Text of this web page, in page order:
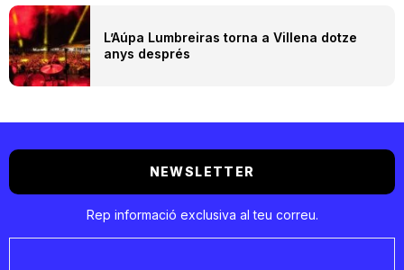
L’Aúpa Lumbreiras torna a Villena dotze
anys després
NEWSLETTER
Rep informació exclusiva al teu correu.